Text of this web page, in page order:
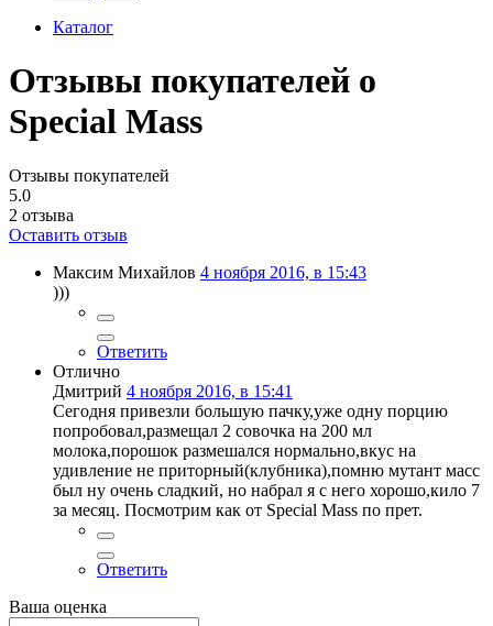
Каталог
Отзывы покупателей о
Special Mass
Отзывы покупателей
5.0
2 отзыва
Оставить отзыв
Максим Михайлов 4 ноября 2016, в 15:43
)))
Ответить
Отлично
Дмитрий 4 ноября 2016, в 15:41
Сегодня привезли большую пачку,уже одну порцию
попробовал,размещал 2 совочка на 200 мл
молока,порошок размешался нормально,вкус на
удивление не приторный(клубника),помню мутант масс
был ну очень сладкий, но набрал я с него хорошо,кило 7
за месяц. Посмотрим как от Special Mass по прет.
Ответить
Ваша оценка